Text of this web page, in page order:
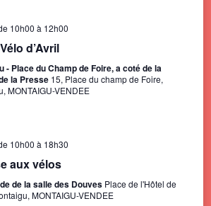
10h00 à 12h00
d’Avril
- Place du Champ de Foire, a coté de la
la Presse 15, Place du champ de Foire,
MONTAIGU-VENDEE
10h00 à 18h30
aux vélos
de la salle des Douves Place de l'Hôtel de
MONTAIGU-VENDEE